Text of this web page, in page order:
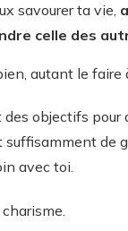
savourer ta vie,
celle des
autant le faire
objectifs pour
suffisamment de
avec toi.